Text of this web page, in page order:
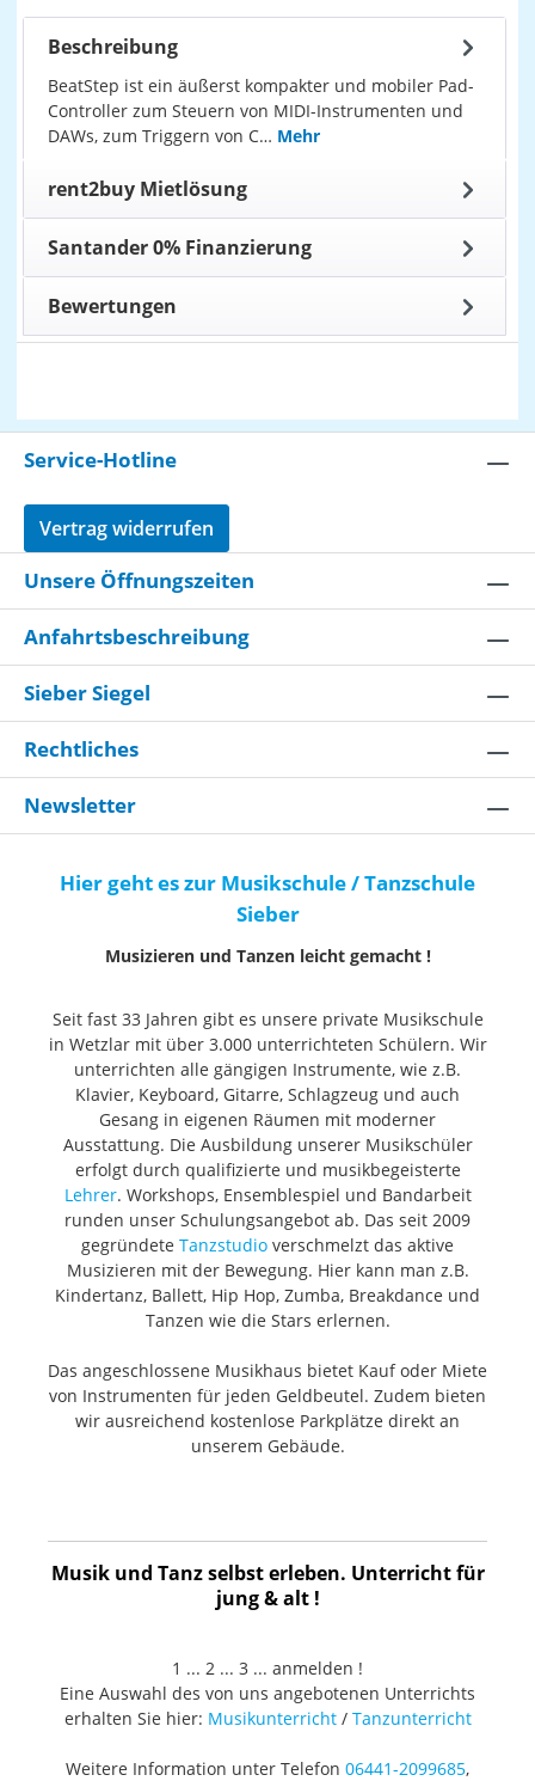
Beschreibung
BeatStep ist ein äußerst kompakter und mobiler Pad-
Controller zum Steuern von MIDI-Instrumenten und
DAWs, zum Triggern von C… Mehr
rent2buy Mietlösung
Santander 0% Finanzierung
Bewertungen
Service-Hotline
Vertrag widerrufen
Unsere Öffnungszeiten
Anfahrtsbeschreibung
Sieber Siegel
Rechtliches
Newsletter
Hier geht es zur Musikschule / Tanzschule
Sieber
Musizieren und Tanzen leicht gemacht !
Seit fast 33 Jahren gibt es unsere private Musikschule
in Wetzlar mit über 3.000 unterrichteten Schülern. Wir
unterrichten alle gängigen Instrumente, wie z.B.
Klavier, Keyboard, Gitarre, Schlagzeug und auch
Gesang in eigenen Räumen mit moderner
Ausstattung. Die Ausbildung unserer Musikschüler
erfolgt durch qualifizierte und musikbegeisterte
Lehrer. Workshops, Ensemblespiel und Bandarbeit
runden unser Schulungsangebot ab. Das seit 2009
gegründete Tanzstudio verschmelzt das aktive
Musizieren mit der Bewegung. Hier kann man z.B.
Kindertanz, Ballett, Hip Hop, Zumba, Breakdance und
Tanzen wie die Stars erlernen.
Das angeschlossene Musikhaus bietet Kauf oder Miete
von Instrumenten für jeden Geldbeutel. Zudem bieten
wir ausreichend kostenlose Parkplätze direkt an
unserem Gebäude.
Musik und Tanz selbst erleben. Unterricht für
jung & alt !
1 ... 2 ... 3 ... anmelden !
Eine Auswahl des von uns angebotenen Unterrichts
erhalten Sie hier: Musikunterricht/ Tanzunterricht
Weitere Information unter Telefon 06441-2099685,